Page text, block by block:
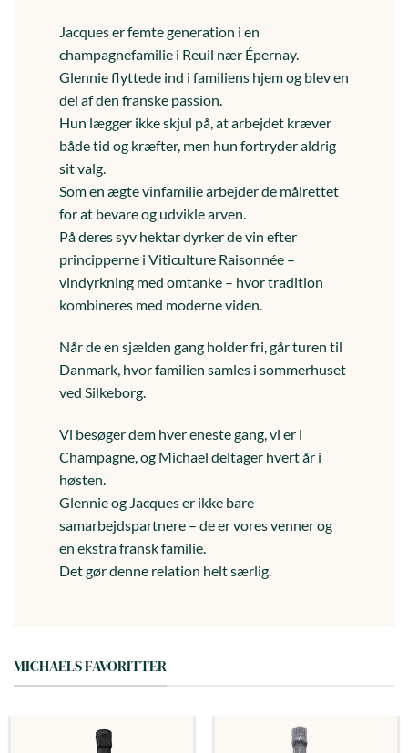
Jacques er femte generation i en
champagnefamilie i Reuil nær Épernay.
Glennie flyttede ind i familiens hjem og blev en
del af den franske passion.
Hun lægger ikke skjul på, at arbejdet kræver
både tid og kræfter, men hun fortryder aldrig
sit valg.
Som en ægte vinfamilie arbejder de målrettet
for at bevare og udvikle arven.
På deres syv hektar dyrker de vin efter
principperne i Viticulture Raisonnée –
vindyrkning med omtanke – hvor tradition
kombineres med moderne viden.
Når de en sjælden gang holder fri, går turen til
Danmark, hvor familien samles i sommerhuset
ved Silkeborg.
Vi besøger dem hver eneste gang, vi er i
Champagne, og Michael deltager hvert år i
høsten.
Glennie og Jacques er ikke bare
samarbejdspartnere – de er vores venner og
en ekstra fransk familie.
Det gør denne relation helt særlig.
MICHAELS FAVORITTER